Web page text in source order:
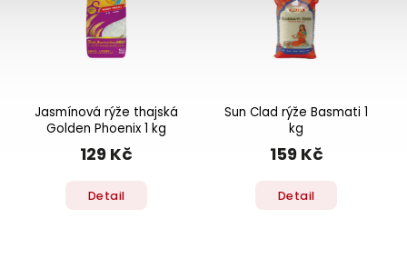
Jasmínová rýže thajská
Golden Phoenix 1 kg
129 Kč
Detail
Sun Clad rýže Basmati 1
kg
159 Kč
Detail